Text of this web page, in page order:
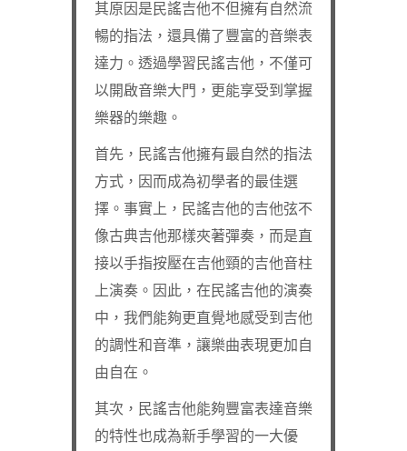
其原因是民謠吉他不但擁有自然流
暢的指法，還具備了豐富的音樂表
達力。透過學習民謠吉他，不僅可
以開啟音樂大門，更能享受到掌握
樂器的樂趣。
首先，民謠吉他擁有最自然的指法
方式，因而成為初學者的最佳選
擇。事實上，民謠吉他的吉他弦不
像古典吉他那樣夾著彈奏，而是直
接以手指按壓在吉他頸的吉他音柱
上演奏。因此，在民謠吉他的演奏
中，我們能夠更直覺地感受到吉他
的調性和音準，讓樂曲表現更加自
由自在。
其次，民謠吉他能夠豐富表達音樂
的特性也成為新手學習的一大優